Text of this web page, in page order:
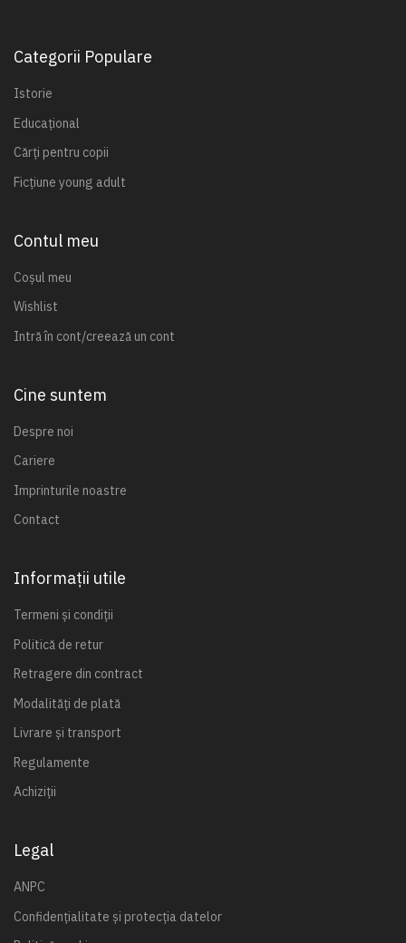
Categorii Populare
Istorie
Educațional
Cărți pentru copii
Ficțiune young adult
Contul meu
Coșul meu
Wishlist
Intră în cont/creează un cont
Cine suntem
Despre noi
Cariere
Imprinturile noastre
Contact
Informații utile
Termeni și condiții
Politică de retur
Retragere din contract
Modalități de plată
Livrare și transport
Regulamente
Achiziții
Legal
ANPC
Confidențialitate și protecția datelor